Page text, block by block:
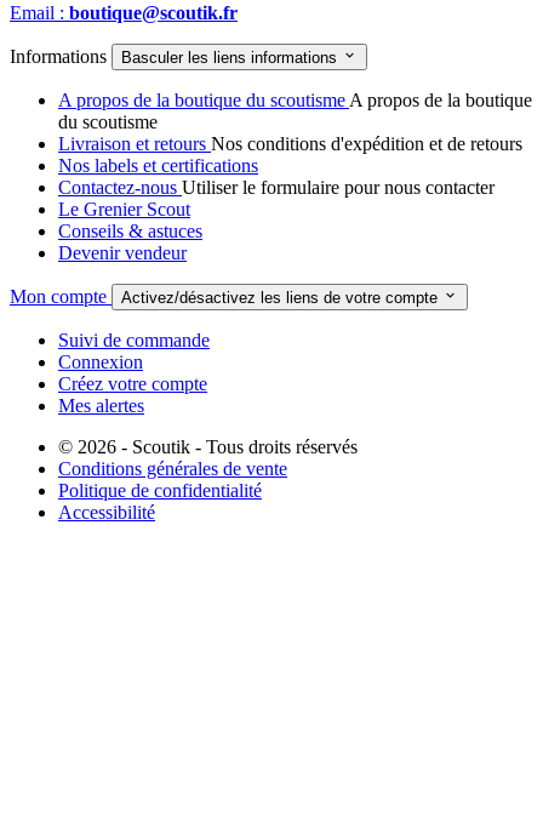
Email : boutique@scoutik.fr
Informations Basculer les liens informations 
A propos de la boutique du scoutisme A propos de la boutique
du scoutisme
Livraison et retours Nos conditions d'expédition et de retours
Nos labels et certifications
Contactez-nous Utiliser le formulaire pour nous contacter
Le Grenier Scout
Conseils & astuces
Devenir vendeur
Mon compte Activez/désactivez les liens de votre compte 
Suivi de commande
Connexion
Créez votre compte
Mes alertes
© 2026 - Scoutik - Tous droits réservés
Conditions générales de vente
Politique de confidentialité
Accessibilité